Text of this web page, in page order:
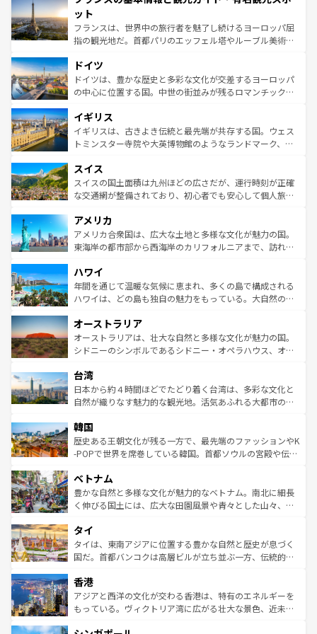
なお、新着のイタリア情報は
しい。
れる闘牛、そして美味しいタパスが生活の一部となってい
る。首都マドリードの洗練された雰囲気や、バルセロナの
アートに溢れた街角から、地方では古代ローマ遺跡や中世
せる。地方によって風土や気候が異なるスペインはその個
性で訪れる人を魅了する。 なお、新着のスペイン情報は コ
ンテンツ一覧を参照してほしい。
ット
フランスは、世界中の旅行者を魅了し続けるヨーロッパ屈
指の観光地だ。首都パリのエッフェル塔やルーブル美術館
で、幅広い魅力が詰まっている。華麗な宮殿、歴史的な大
聖堂、美しいビーチ、そして豊かな自然が、訪れる者を心
から魅了する。また、フランスは美食の国としても知ら
いる。シャンパンの発祥地であるランス、プロヴァンスの
香り高いラベンダー畑など、多彩な楽しみ方が可能だ。さ
らに、パリ以外の地域にも魅力が溢れており、どの街角に
れる地方に足を運ぶとそれぞれで全く異なる文化を体験で
きるだろう。 なお、新着のフランス情報はコンテンツ一覧
を参照してほしい。
ドイツ
ドイツは、豊かな歴史と多彩な文化が交差するヨーロッパ
の中心に位置する国。中世の街並みが残るロマンチック街
顔を持つこの国は、どこを歩いても飽きることがない。ベ
ルリンの文化的活気、バイエルン州のアルプスの絶景、そ
してライン川沿いのワイン畑といった風景は必見。ビール
は、お酒好きな人にはぜひ体験してほしい。 なお、新着の
ドイツ情報はコンテンツ一覧を参照してほしい。
イギリス
イギリスは、古きよき伝統と最先端が共存する国。ウェス
トミンスター寺院や大英博物館のようなランドマーク、歴
リアごとに異なる魅力がある。また、優雅なアフタヌーン
ティー、ビール好きにはたまらない英国パブ、サッカー観
戦など、本場だからこそできる体験も豊富。イギリスを旅
ンツ一覧を参照してほしい。
スイス
スイスの国土面積は九州ほどの広さだが、運行時刻が正確
な交通網が整備されており、初心者でも安心して個人旅行
の建物がそのまま残る町や、スイスならではのユニークな
博物館もあり、アルプス観光だけでなく町歩きも満喫する
ことができる。国民の所得が高いため物価も高いが、旅行
ば市内交通費無料で観光を楽しむこともできる。 なお、新
着のスイス情報はコンテンツ一覧 を参照してほしい。
アメリカ
アメリカ合衆国は、広大な土地と多様な文化が魅力の国。
東海岸の都市部から西海岸のカリフォルニアまで、訪れる
のような巨大都市は、観光、ショッピング、エンターテイ
ンメントが詰まった刺激的なスポットだ。一方、アメリカ
西部には大自然が広がり、グランドキャニオンやイエロー
部のニューオーリンズでは、音楽と美食が融合した独特の
文化が魅力。旅行者はアメリカの各地域で異なる魅力を楽
しみながら、その多様性と豊かな歴史を感じることができ
ならではの贅沢な旅のスタイルだ。 なお、新着のアメリカ
情報はコンテンツ一覧を参照してほしい。
ハワイ
年間を通じて温暖な気候に恵まれ、多くの島で構成される
ハワイは、どの島も独自の魅力をもっている。大自然の神
ワイ島は見逃せない。また、定番の観光地といえばオアフ
島だが、静かな自然を求めるならマウイ島やカウアイ島が
おすすめ。エメラルドグリーンに輝く海をはじめ、豊かな
れるおもてなしの心で訪れる人々を迎えてくれるハワイの
人々、おいしいローカルフードやハワイアンミュージッ
ク、伝統的なフラダンスなど、すべてがハワイの魅力を彩
ワイを、存分に味わってほしい。 なお、新着のハワイ情報
はコンテンツ一覧を参照してほしい。
オーストラリア
オーストラリアは、壮大な自然と多様な文化が魅力の国。
シドニーのシンボルであるシドニー・オペラハウス、オー
リアリーフや大陸中央部にそびえるウルル（エアーズロッ
ク）、タスマニアの美しい原生林やケアンズの熱帯雨林な
ど、見どころがたくさん。また、カフェやワイン、オージ
いる。アクティビティも充実しており、サーフィンやダイ
ビング、ハイキングなど、アウトドア好きにはたまらな
い。オーストラリアの多彩な魅力を存分に味わいつくそ
参照してほしい。
台湾
日本から約４時間ほどでたどり着く台湾は、多彩な文化と
自然が織りなす魅力的な観光地。活気あふれる大都市の台
ン）、静ひつな山岳地帯である台湾東部など、都市の喧騒
と山間の静けさが共存しており、訪れる人に新しい発見と
驚きをもたらしてくれる。また、奥深い台湾の食文化も魅
容にもいいと評判のスイーツなど、バラエティ豊かな料理
が味わえる。 なお、新着の台湾情報は コンテンツ一覧を参
照してほしい。
韓国
歴史ある王朝文化が残る一方で、最先端のファッションやK
-POPで世界を席巻している韓国。首都ソウルの宮殿や伝統
き、地方に足を延ばせば四季折々の自然美を楽しむことが
できる。そして、キムチや焼肉、絶品のストリートフード
まで、さまざまな韓国料理が待っている。夜には、韓国な
リティに包まれながら、韓国の多彩な魅力を心ゆくまで味
わってみてほしい。 なお、新着の韓国情報はコンテンツ一
覧を参照してほしい。
ベトナム
豊かな自然と多様な文化が魅力的なベトナム。南北に細長
く伸びる国土には、広大な田園風景や青々とした山々、世
急速な発展と共に伝統が息づく。ハノイの古い町並みやホ
ーチミン市のフランス統治時代の建物も、独特の雰囲気を
醸し出している。また、バラエティの豊かさとおいしさで
とつ。フォーやバインミー、ベトナムコーヒーなどは、ぜ
ひ現地で味わいたい。どの地域を訪れてもあたたかい人々
が旅行者を迎えてくれるので、きっと忘れられない旅にな
タイ
タイは、東南アジアに位置する豊かな自然と歴史が息づく
国だ。首都バンコクは高層ビルが立ち並ぶ一方、伝統的な
の活気が交差している。北部ではチェンマイなどの山岳地
帯で自然と触れ合い、南部ではプーケットやクラビの美し
いビーチでリゾート気分を楽しむことができる。タイ料理
香港
アジアと西洋の文化が交わる香港は、特有のエネルギーを
もっている。ヴィクトリア湾に広がる壮大な景色、近未来